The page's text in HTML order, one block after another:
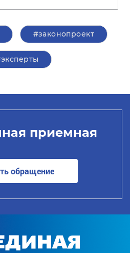
#законопроект
приемная
обращение